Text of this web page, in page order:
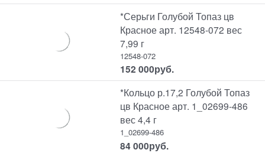
*Серьги Голубой Топаз цв
Красное арт. 12548-072 вес
7,99 г
12548-072
152 000руб.
*Кольцо р.17,2 Голубой Топаз
цв Красное арт. 1_02699-486
вес 4,4 г
1_02699-486
84 000руб.